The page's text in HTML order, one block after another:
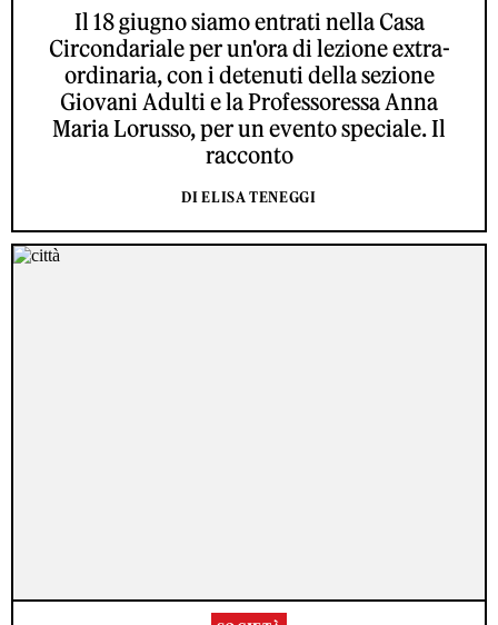
Il 18 giugno siamo entrati nella Casa
Circondariale per un'ora di lezione extra-
ordinaria, con i detenuti della sezione
Giovani Adulti e la Professoressa Anna
Maria Lorusso, per un evento speciale. Il
racconto
DI ELISA TENEGGI